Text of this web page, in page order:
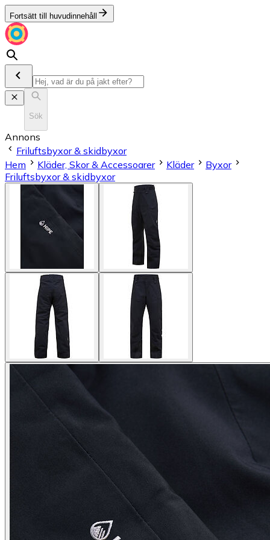
Fortsätt till huvudinnehåll
Sök
Annons
Friluftsbyxor & skidbyxor
Hem
Kläder, Skor & Accessoarer Kläder
Byxor
Friluftsbyxor & skidbyxor